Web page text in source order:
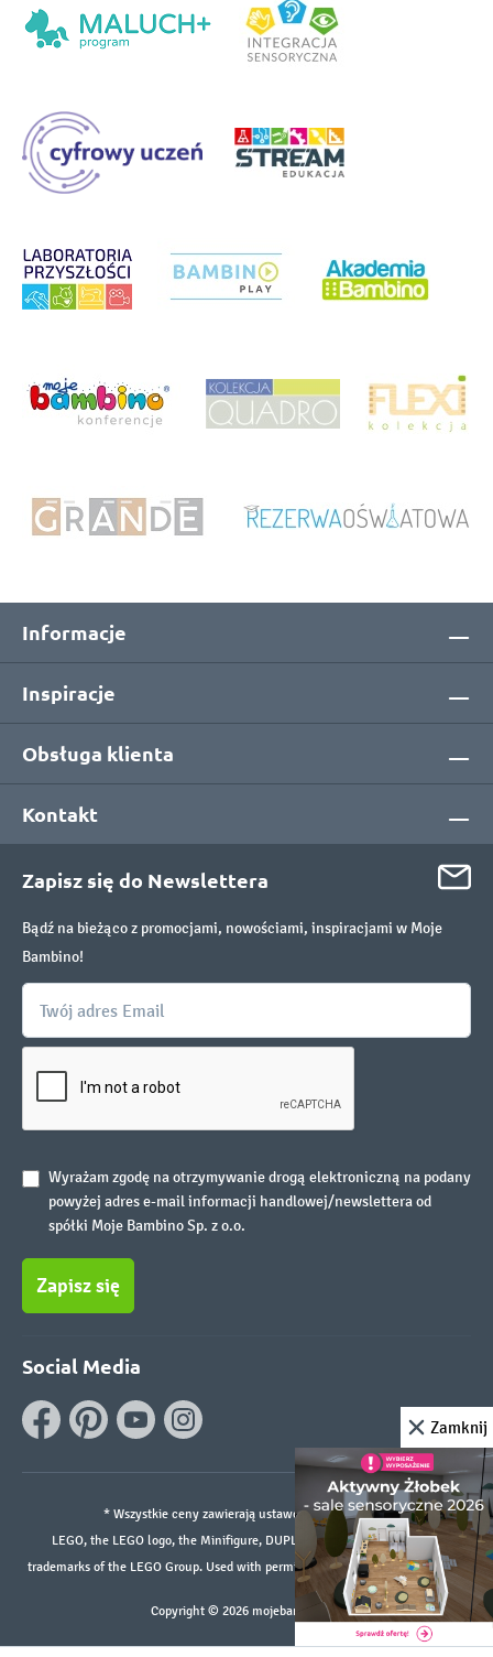
Informacje
Inspiracje
Obsługa klienta
Kontakt
Zapisz się do Newslettera
Bądź na bieżąco z promocjami, nowościami, inspiracjami w Moje
Bambino!
Wyrażam zgodę na otrzymywanie drogą elektroniczną na podany
powyżej adres e-mail informacji handlowej/newslettera od
spółki Moje Bambino Sp. z o.o.
Zapisz się
Social Media
* Wszystkie ceny zawierają ustawowy podatek VAT.
LEGO, the LEGO logo, the Minifigure, DUPLO, and the SPIKE logo are
trademarks of the LEGO Group. Used with permission. ©2026 The LEGO Group
Copyright © 2026 mojebambino.pl
Zamknij